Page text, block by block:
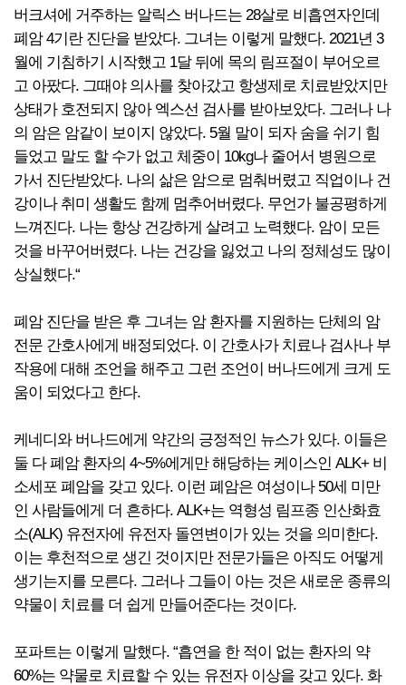
버크셔에 거주하는 알릭스 버나드는 28살로 비흡연자인데
폐암 4기란 진단을 받았다. 그녀는 이렇게 말했다. 2021년 3
월에 기침하기 시작했고 1달 뒤에 목의 림프절이 부어오르
고 아팠다. 그때야 의사를 찾아갔고 항생제로 치료받았지만
상태가 호전되지 않아 엑스선 검사를 받아보았다. 그러나 나
의 암은 암같이 보이지 않았다. 5월 말이 되자 숨을 쉬기 힘
들었고 말도 할 수가 없고 체중이 10kg나 줄어서 병원으로
가서 진단받았다. 나의 삶은 암으로 멈춰버렸고 직업이나 건
강이나 취미 생활도 함께 멈추어버렸다. 무언가 불공평하게
느껴진다. 나는 항상 건강하게 살려고 노력했다. 암이 모든
것을 바꾸어버렸다. 나는 건강을 잃었고 나의 정체성도 많이
상실했다.“
폐암 진단을 받은 후 그녀는 암 환자를 지원하는 단체의 암
전문 간호사에게 배정되었다. 이 간호사가 치료나 검사나 부
작용에 대해 조언을 해주고 그런 조언이 버나드에게 크게 도
움이 되었다고 한다.
케네디와 버나드에게 약간의 긍정적인 뉴스가 있다. 이들은
둘 다 폐암 환자의 4~5%에게만 해당하는 케이스인 ALK+ 비
소세포 폐암을 갖고 있다. 이런 폐암은 여성이나 50세 미만
인 사람들에게 더 흔하다. ALK+는 역형성 림프종 인산화효
소(ALK) 유전자에 유전자 돌연변이가 있는 것을 의미한다.
이는 후천적으로 생긴 것이지만 전문가들은 아직도 어떻게
생기는지를 모른다. 그러나 그들이 아는 것은 새로운 종류의
약물이 치료를 더 쉽게 만들어준다는 것이다.
포파트는 이렇게 말했다. “흡연을 한 적이 없는 환자의 약
60%는 약물로 치료할 수 있는 유전자 이상을 갖고 있다. 화